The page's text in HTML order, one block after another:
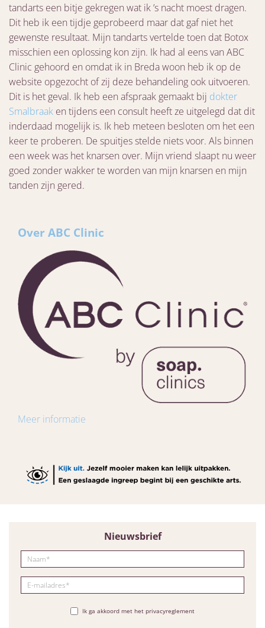
tandarts een bitje gekregen wat ik ’s nacht moest dragen.
Dit heb ik een tijdje geprobeerd maar dat gaf niet het
gewenste resultaat. Mijn tandarts vertelde toen dat Botox
misschien een oplossing kon zijn. Ik had al eens van ABC
Clinic gehoord en omdat ik in Breda woon heb ik op de
website opgezocht of zij deze behandeling ook uitvoeren.
Dit is het geval. Ik heb een afspraak gemaakt bij dokter
Smalbraak en tijdens een consult heeft ze uitgelegd dat dit
inderdaad mogelijk is. Ik heb meteen besloten om het een
keer te proberen. De spuitjes stelde niets voor. Als binnen
een week was het knarsen over. Mijn vriend slaapt nu weer
goed zonder wakker te worden van mijn knarsen en mijn
tanden zijn gered.
Over ABC Clinic
Meer informatie
Nieuwsbrief
Ik ga akkoord met het privacyreglement